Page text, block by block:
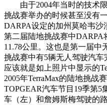
由于2004年当时的技术限
挑战赛举办的时候甚至没有
DARPA设定的加州莫哈韦沙
第二届陆地挑战赛中DARPA
11.78公里。这也是第一届中
挑战赛中有5辆无人驾驶汽
应该就是如上照片中显示的
2005年TerraMax的陆地挑战
TOPGEAR汽车节目19季第5
车（左）和詹姆斯梅驾驶的